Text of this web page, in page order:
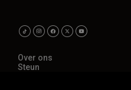
Over ons
Steun